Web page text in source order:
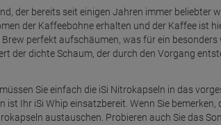
der bereits seit einigen Jahren immer beliebter
der Kaffeebohne erhalten und der Kaffee ist
Brew perfekt aufschäumen, was für ein
der dichte Schaum, der durch den Vorgang
Sie einfach die iSi Nitrokapseln in das
ist Ihr iSi Whip einsatzbereit. Wenn Sie
austauschen. Probieren auch Sie das